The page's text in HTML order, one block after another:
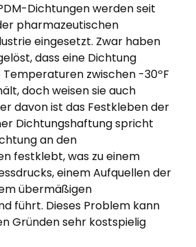
Dichtungen werden seit
pharmazeutischen
eingesetzt. Zwar haben
dass eine Dichtung
zwischen -30ºF
doch weisen sie auch
davon ist das Festkleben der
Dichtungshaftung spricht
an den
festklebt, was zu einem
einem Aufquellen der
übermäßigen
führt. Dieses Problem kann
Gründen sehr kostspielig